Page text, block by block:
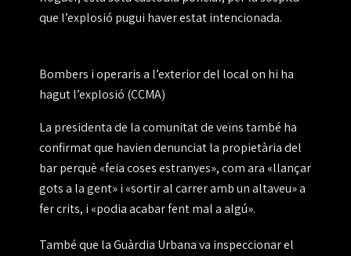
que l’explosió pugui haver estat intencionada.
Bombers i operaris a l’exterior del local on hi ha
hagut l’explosió (CCMA)
La presidenta de la comunitat de veïns també ha
confirmat que havien denunciat la propietària del
barperquè «feia coses estranyes», com ara «llançar
gots a la gent» i «sortir al carrer amb un altaveu» a
fer crits, i «podia acabar fent mal a algú».
També que la Guàrdia Urbana va inspeccionar el